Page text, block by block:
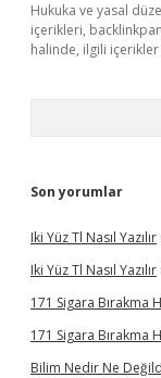
Hukuka ve yasal
içerikleri,
halinde, ilgili içerikler
Son yorumlar
Iki Yüz Tl Nasıl Yazılır
Iki Yüz Tl Nasıl Yazılır
171 Sigara Bırakma
171 Sigara Bırakma
Bilim Nedir Ne